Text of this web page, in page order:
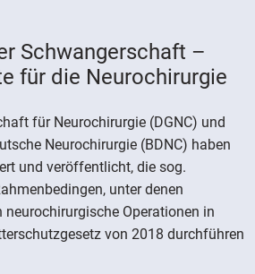
Schwangerschaft –
für die Neurochirurgie
für Neurochirurgie (DGNC) und
Neurochirurgie (BDNC) haben
und veröffentlicht, die sog.
unter denen
Operationen in
von 2018 durchführen